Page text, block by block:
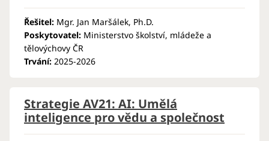
Řešitel: Mgr. Jan Maršálek, Ph.D.
Poskytovatel: Ministerstvo školství, mládeže a
tělovýchovy ČR
Trvání: 2025-2026
Strategie AV21: AI: Umělá
inteligence pro vědu a společnost